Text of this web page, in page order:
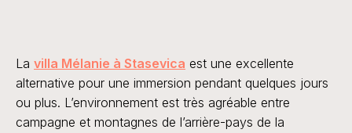
La villa Mélanie à Stasevica est une excellente
alternative pour une immersion pendant quelques jours
ou plus. L’environnement est très agréable entre
campagne et montagnes de l’arrière-pays de la